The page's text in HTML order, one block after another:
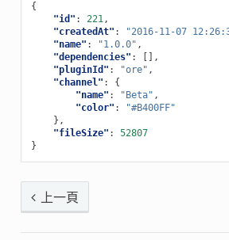
{
"id" : 221,
"createdAt" : "2016-11-07
"name" : "1.0.0" ,
"dependencies" :
[],
"pluginId" : "ore" ,
"channel" :
{
"name" : "Beta" ,
"color" :
"#B400FF"
},
"fileSize" :
52807
}
上一頁